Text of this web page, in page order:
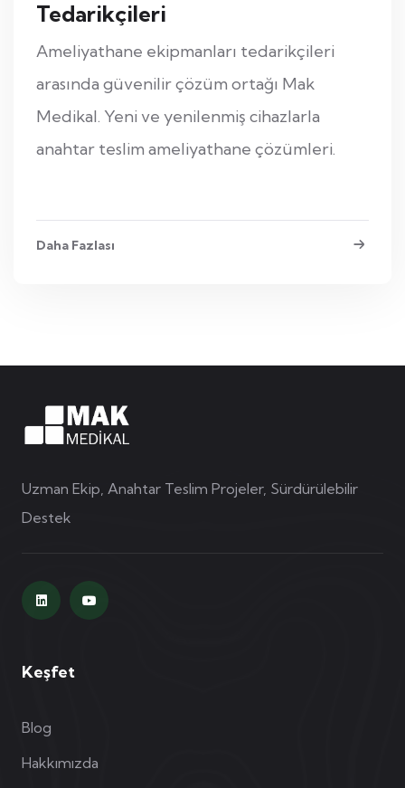
Tedarikçileri
Ameliyathane ekipmanları tedarikçileri
arasında güvenilir çözüm ortağı Mak
Medikal. Yeni ve yenilenmiş cihazlarla
anahtar teslim ameliyathane çözümleri.
Daha Fazlası
Uzman Ekip, Anahtar Teslim Projeler, Sürdürülebilir
Destek
Keşfet
Blog
Hakkımızda